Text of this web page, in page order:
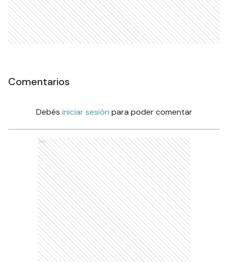
Comentarios
Debés iniciar sesión para poder comentar
Ads